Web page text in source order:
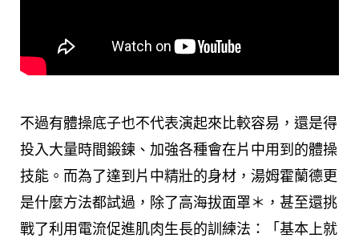
不過有體操底子也不代表演起來比較容易，還是得
投入大量時間鍛鍊、加強各種會在片中用到的體操
技能。而為了達到片中精壯的身材，湯姆霍蘭德更
是什麼方法都試過，除了高海拔面罩＊，甚至還挑
戰了利用電流促進肌肉生長的訓練法：「基本上就